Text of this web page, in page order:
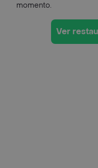
momento.
Ver